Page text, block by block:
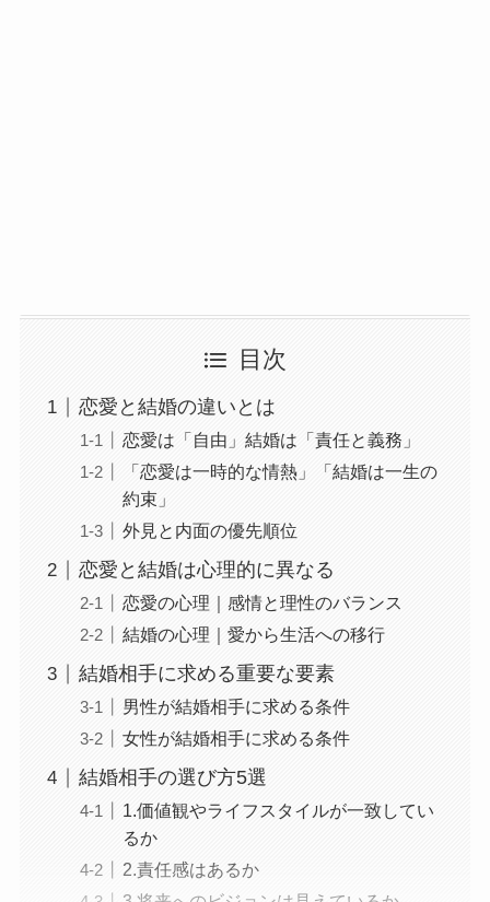
目次
恋愛と結婚の違いとは
恋愛は「自由」結婚は「責任と義務」
「恋愛は一時的な情熱」「結婚は一生の
約束」
外見と内面の優先順位
恋愛と結婚は心理的に異なる
恋愛の心理｜感情と理性のバランス
結婚の心理｜愛から生活への移行
結婚相手に求める重要な要素
男性が結婚相手に求める条件
女性が結婚相手に求める条件
結婚相手の選び方5選
1.価値観やライフスタイルが一致してい
るか
2.責任感はあるか